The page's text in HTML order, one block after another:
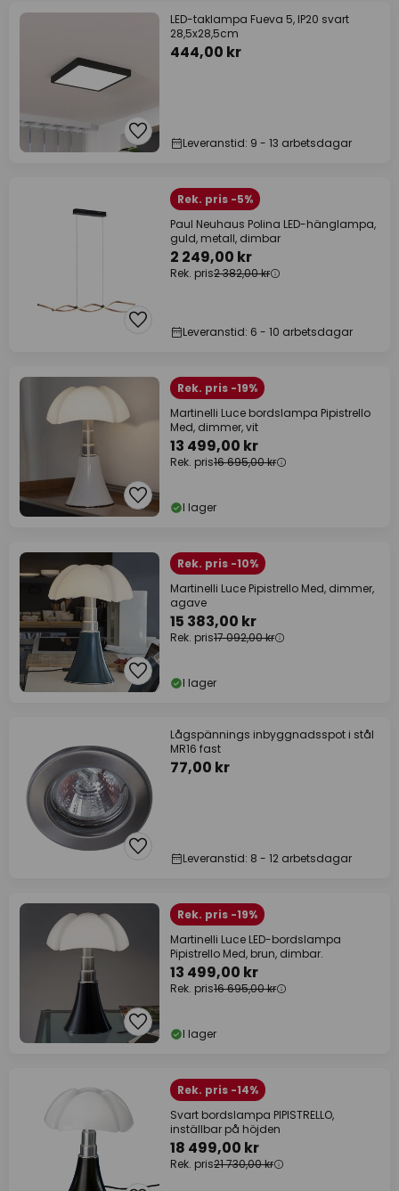
LED-taklampa Fueva 5, IP20 svart
28,5x28,5cm
444,00 kr
Leveranstid: 9 - 13 arbetsdagar
Rek. pris -5%
Paul Neuhaus Polina LED-hänglampa,
guld, metall, dimbar
2 249,00 kr
Rek. pris2 382,00 kr
Leveranstid: 6 - 10 arbetsdagar
Rek. pris -19%
Martinelli Luce bordslampa Pipistrello
Med, dimmer, vit
13 499,00 kr
Rek. pris16 695,00 kr
I lager
Rek. pris -10%
Martinelli Luce Pipistrello Med, dimmer,
agave
15 383,00 kr
Rek. pris17 092,00 kr
I lager
Lågspännings inbyggnadsspot i stål
MR16 fast
77,00 kr
Leveranstid: 8 - 12 arbetsdagar
Rek. pris -19%
Martinelli Luce LED-bordslampa
Pipistrello Med, brun, dimbar.
13 499,00 kr
Rek. pris16 695,00 kr
I lager
Rek. pris -14%
Svart bordslampa PIPISTRELLO,
inställbar på höjden
18 499,00 kr
Rek. pris21 730,00 kr